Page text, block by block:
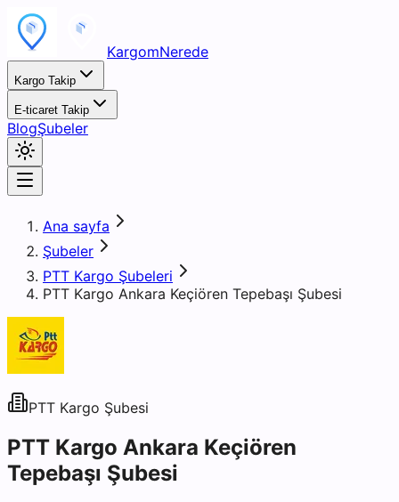
KargomNerede
Kargo Takip
E-ticaret Takip
BlogŞubeler
Ana sayfa
Şubeler
PTT Kargo Şubeleri
PTT Kargo Ankara Keçiören Tepebaşı Şubesi
PTT Kargo Şubesi
PTT Kargo Ankara Keçiören
Tepebaşı Şubesi